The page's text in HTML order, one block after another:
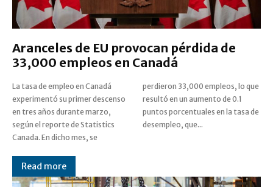
Aranceles de EU provocan pérdida de
33,000 empleos en Canadá
La tasa de empleo en Canadá
experimentó su primer descenso
en tres años durante marzo,
según el reporte de Statistics
Canada. En dicho mes, se
perdieron 33,000 empleos, lo que
resultó en un aumento de 0.1
puntos porcentuales en la tasa de
desempleo, que...
Read more